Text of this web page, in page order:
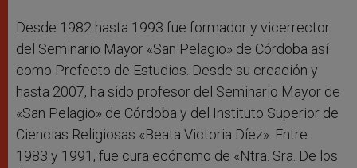
Desde 1982 hasta 1993 fue formador y vicerrector
del Seminario Mayor «San Pelagio» de Córdoba así
como Prefecto de Estudios. Desde su creación y
hasta 2007, ha sido profesor del Seminario Mayor de
«San Pelagio» de Córdoba y del Instituto Superior de
Ciencias Religiosas «Beata Victoria Díez». Entre
1983 y 1991, fue cura ecónomo de «Ntra. Sra. De los